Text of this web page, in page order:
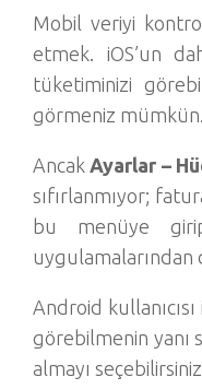
Mobil veriyi
etmek. iOS’un
tüketiminizi
görmeniz mümkün.
AncakAyarlar –
sıfırlanmıyor;
bu menüye
uygulamalarından
Android
görebilmenin yanı
almayı